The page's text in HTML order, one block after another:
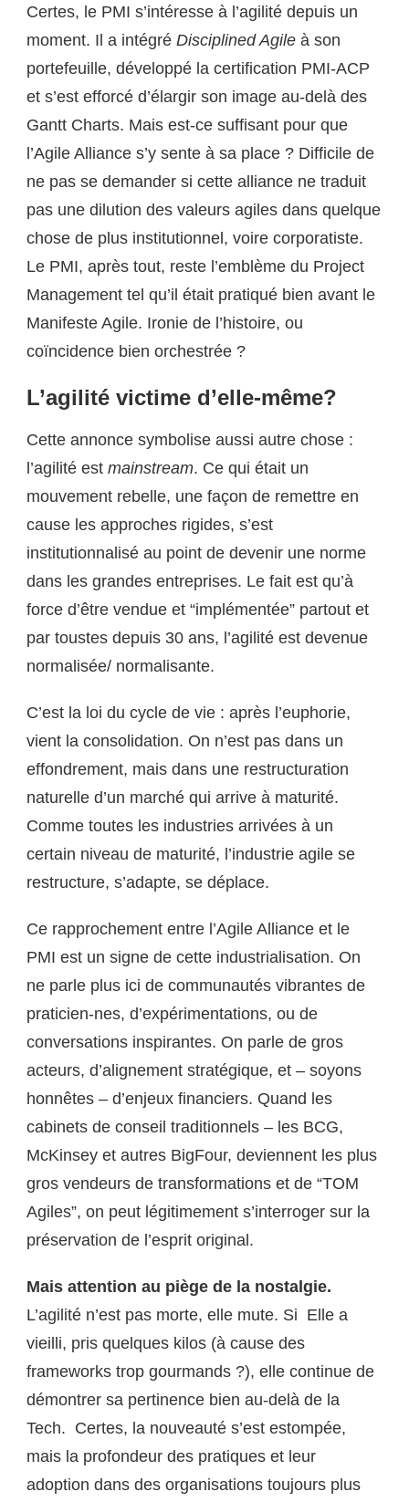
Certes, le PMI s’intéresse à l’agilité depuis un
moment. Il a intégré Disciplined Agile à son
portefeuille, développé la certification PMI-ACP
et s’est efforcé d’élargir son image au-delà des
Gantt Charts. Mais est-ce suffisant pour que
l’Agile Alliance s’y sente à sa place ? Difficile de
ne pas se demander si cette alliance ne traduit
pas une dilution des valeurs agiles dans quelque
chose de plus institutionnel, voire corporatiste.
Le PMI, après tout, reste l’emblème du Project
Management tel qu’il était pratiqué bien avant le
Manifeste Agile. Ironie de l’histoire, ou
coïncidence bien orchestrée ?
L’agilité victime d’elle-même?
Cette annonce symbolise aussi autre chose :
l’agilité est mainstream. Ce qui était un
mouvement rebelle, une façon de remettre en
cause les approches rigides, s’est
institutionnalisé au point de devenir une norme
dans les grandes entreprises. Le fait est qu’à
force d’être vendue et “implémentée” partout et
par toustes depuis 30 ans, l’agilité est devenue
normalisée/ normalisante.
C’est la loi du cycle de vie : après l’euphorie,
vient la consolidation. On n’est pas dans un
effondrement, mais dans une restructuration
naturelle d’un marché qui arrive à maturité.
Comme toutes les industries arrivées à un
certain niveau de maturité, l’industrie agile se
restructure, s’adapte, se déplace.
Ce rapprochement entre l’Agile Alliance et le
PMI est un signe de cette industrialisation. On
ne parle plus ici de communautés vibrantes de
praticien-nes, d’expérimentations, ou de
conversations inspirantes. On parle de gros
acteurs, d’alignement stratégique, et – soyons
honnêtes – d’enjeux financiers. Quand les
cabinets de conseil traditionnels – les BCG,
McKinsey et autres BigFour, deviennent les plus
gros vendeurs de transformations et de “TOM
Agiles”, on peut légitimement s’interroger sur la
préservation de l’esprit original.
Mais attention au piège de la nostalgie.
L’agilité n’est pas morte, elle mute. Si Elle a
vieilli, pris quelques kilos (à cause des
frameworks trop gourmands ?), elle continue de
démontrer sa pertinence bien au-delà de la
Tech. Certes, la nouveauté s’est estompée,
mais la profondeur des pratiques et leur
adoption dans des organisations toujours plus